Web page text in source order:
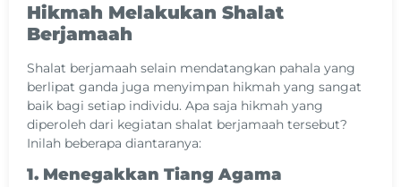
Hikmah Melakukan Shalat
Berjamaah
Shalat berjamaah selain mendatangkan pahala yang
berlipat ganda juga menyimpan hikmah yang sangat
baik bagi setiap individu. Apa saja hikmah yang
diperoleh dari kegiatan shalat berjamaah tersebut?
Inilah beberapa diantaranya:
1. Menegakkan Tiang Agama